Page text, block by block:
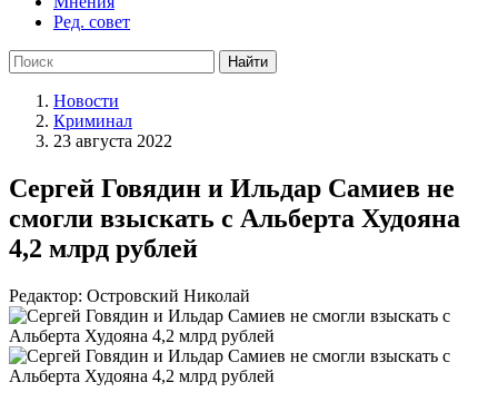
Ред. совет
Новости
Криминал
23 августа 2022
Сергей Говядин и Ильдар Самиев не
смогли взыскать с Альберта Худояна
4,2 млрд рублей
Редактор: Островский Николай